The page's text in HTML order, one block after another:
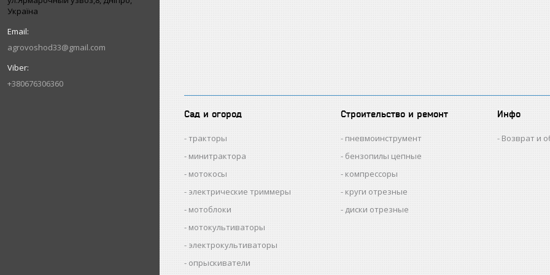
Україна
agrovoshod33@gmail.com
+380676306360
Сад и огород
тракторы
минитрактора
мотокосы
электрические триммеры
мотоблоки
мотокультиваторы
электрокультиваторы
опрыскиватели
Строительство и ремонт
пневмоинструмент
бензопилы цепные
компрессоры
круги отрезные
диски отрезные
Инфо
Возврат и